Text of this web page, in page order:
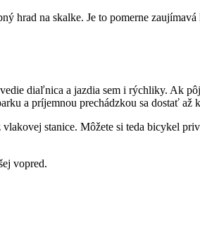
hrad na skalke. Je to pomerne
diaľnica a jazdia sem i rýchliky. Ak
a príjemnou prechádzkou sa dostať až
stanice. Môžete si teda bicykel
vopred.